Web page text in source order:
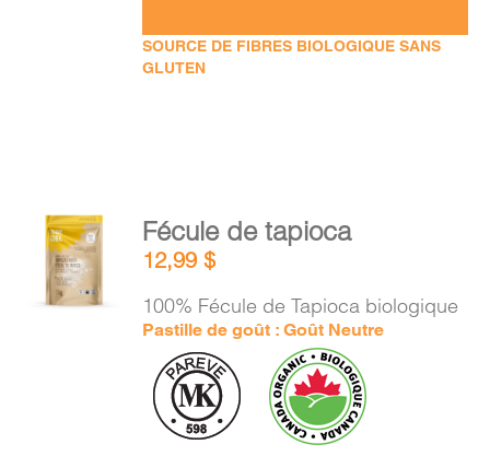
SOURCE DE FIBRES BIOLOGIQUE SANS
GLUTEN
AJOUTER
AU
PANIER
/
DÉTAILS
Fécule de tapioca
12,99$
100% Fécule de Tapioca biologique
Pastille de goût : Goût Neutre